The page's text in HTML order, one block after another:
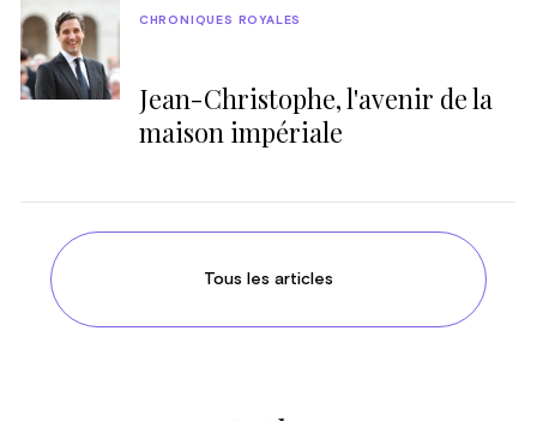
Jean-Christophe, l'avenir de la
maison impériale
CHRONIQUES ROYALES
Tous les articles